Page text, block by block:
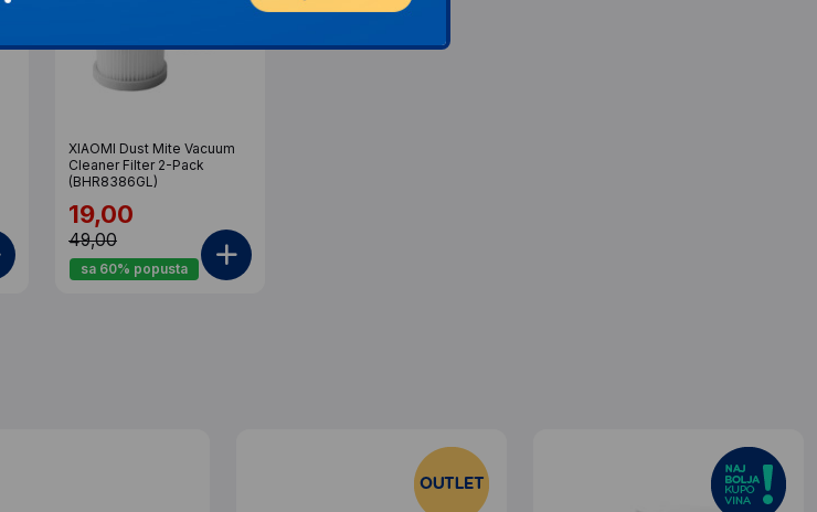
XIAOMI Dust Mite Vacuum
Cleaner Filter 2-Pack
(BHR8386GL)
19,00
49,00
sa 60% popusta